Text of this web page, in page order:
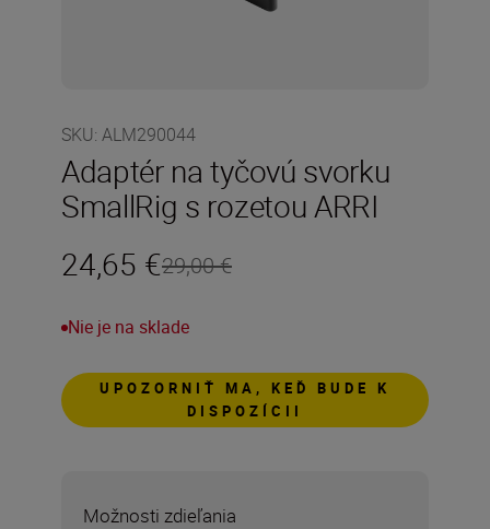
SKU: ALM290044
Adaptér na tyčovú svorku
SmallRig s rozetou ARRI
24,65 €29,00 €
Nie je na sklade
UPOZORNIŤ MA, KEĎ BUDE K
DISPOZÍCII
Možnosti zdieľania